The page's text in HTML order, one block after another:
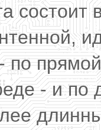
по
- и по